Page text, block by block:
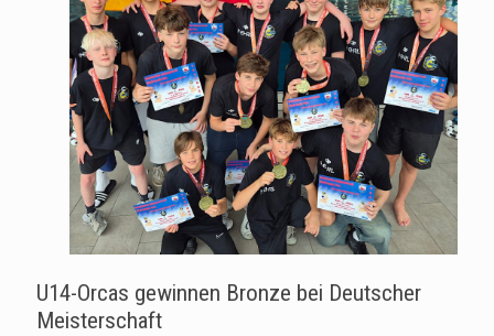
U14-Orcas gewinnen Bronze bei Deutscher
Meisterschaft